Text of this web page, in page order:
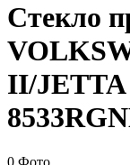
Стекло
II/JETTA
0 Фото